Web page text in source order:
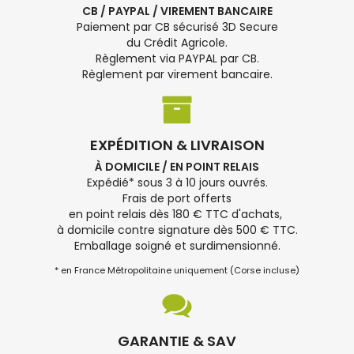
CB / PAYPAL / VIREMENT BANCAIRE
Paiement par CB sécurisé 3D Secure
du Crédit Agricole.
Règlement via PAYPAL par CB.
Règlement par virement bancaire.
EXPÉDITION & LIVRAISON
À DOMICILE / EN POINT RELAIS
Expédié* sous 3 à 10 jours ouvrés.
Frais de port offerts
en point relais dès 180 € TTC d'achats,
à domicile contre signature dès 500 € TTC.
Emballage soigné et surdimensionné.
* en France Métropolitaine uniquement (Corse incluse)
GARANTIE & SAV